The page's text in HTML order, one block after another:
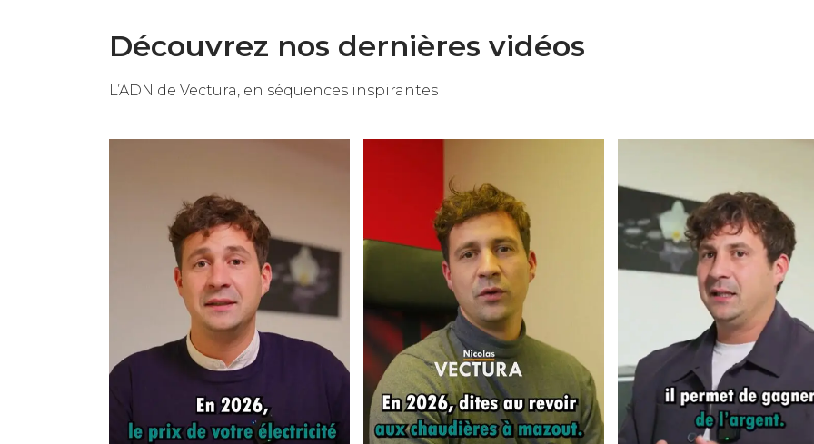
Découvrez nos dernières vidéos
L’ADN de Vectura, en séquences inspirantes